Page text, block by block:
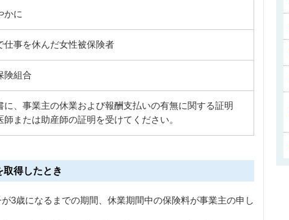
かに
仕事を休んだ女性被保険者
険組合
に、事業主の休業および報酬支払いの有無に関する証明
師または助産師の証明を受けてください。
取得したとき
3歳になるまでの期間、休業期間中の保険料が事業主の申し